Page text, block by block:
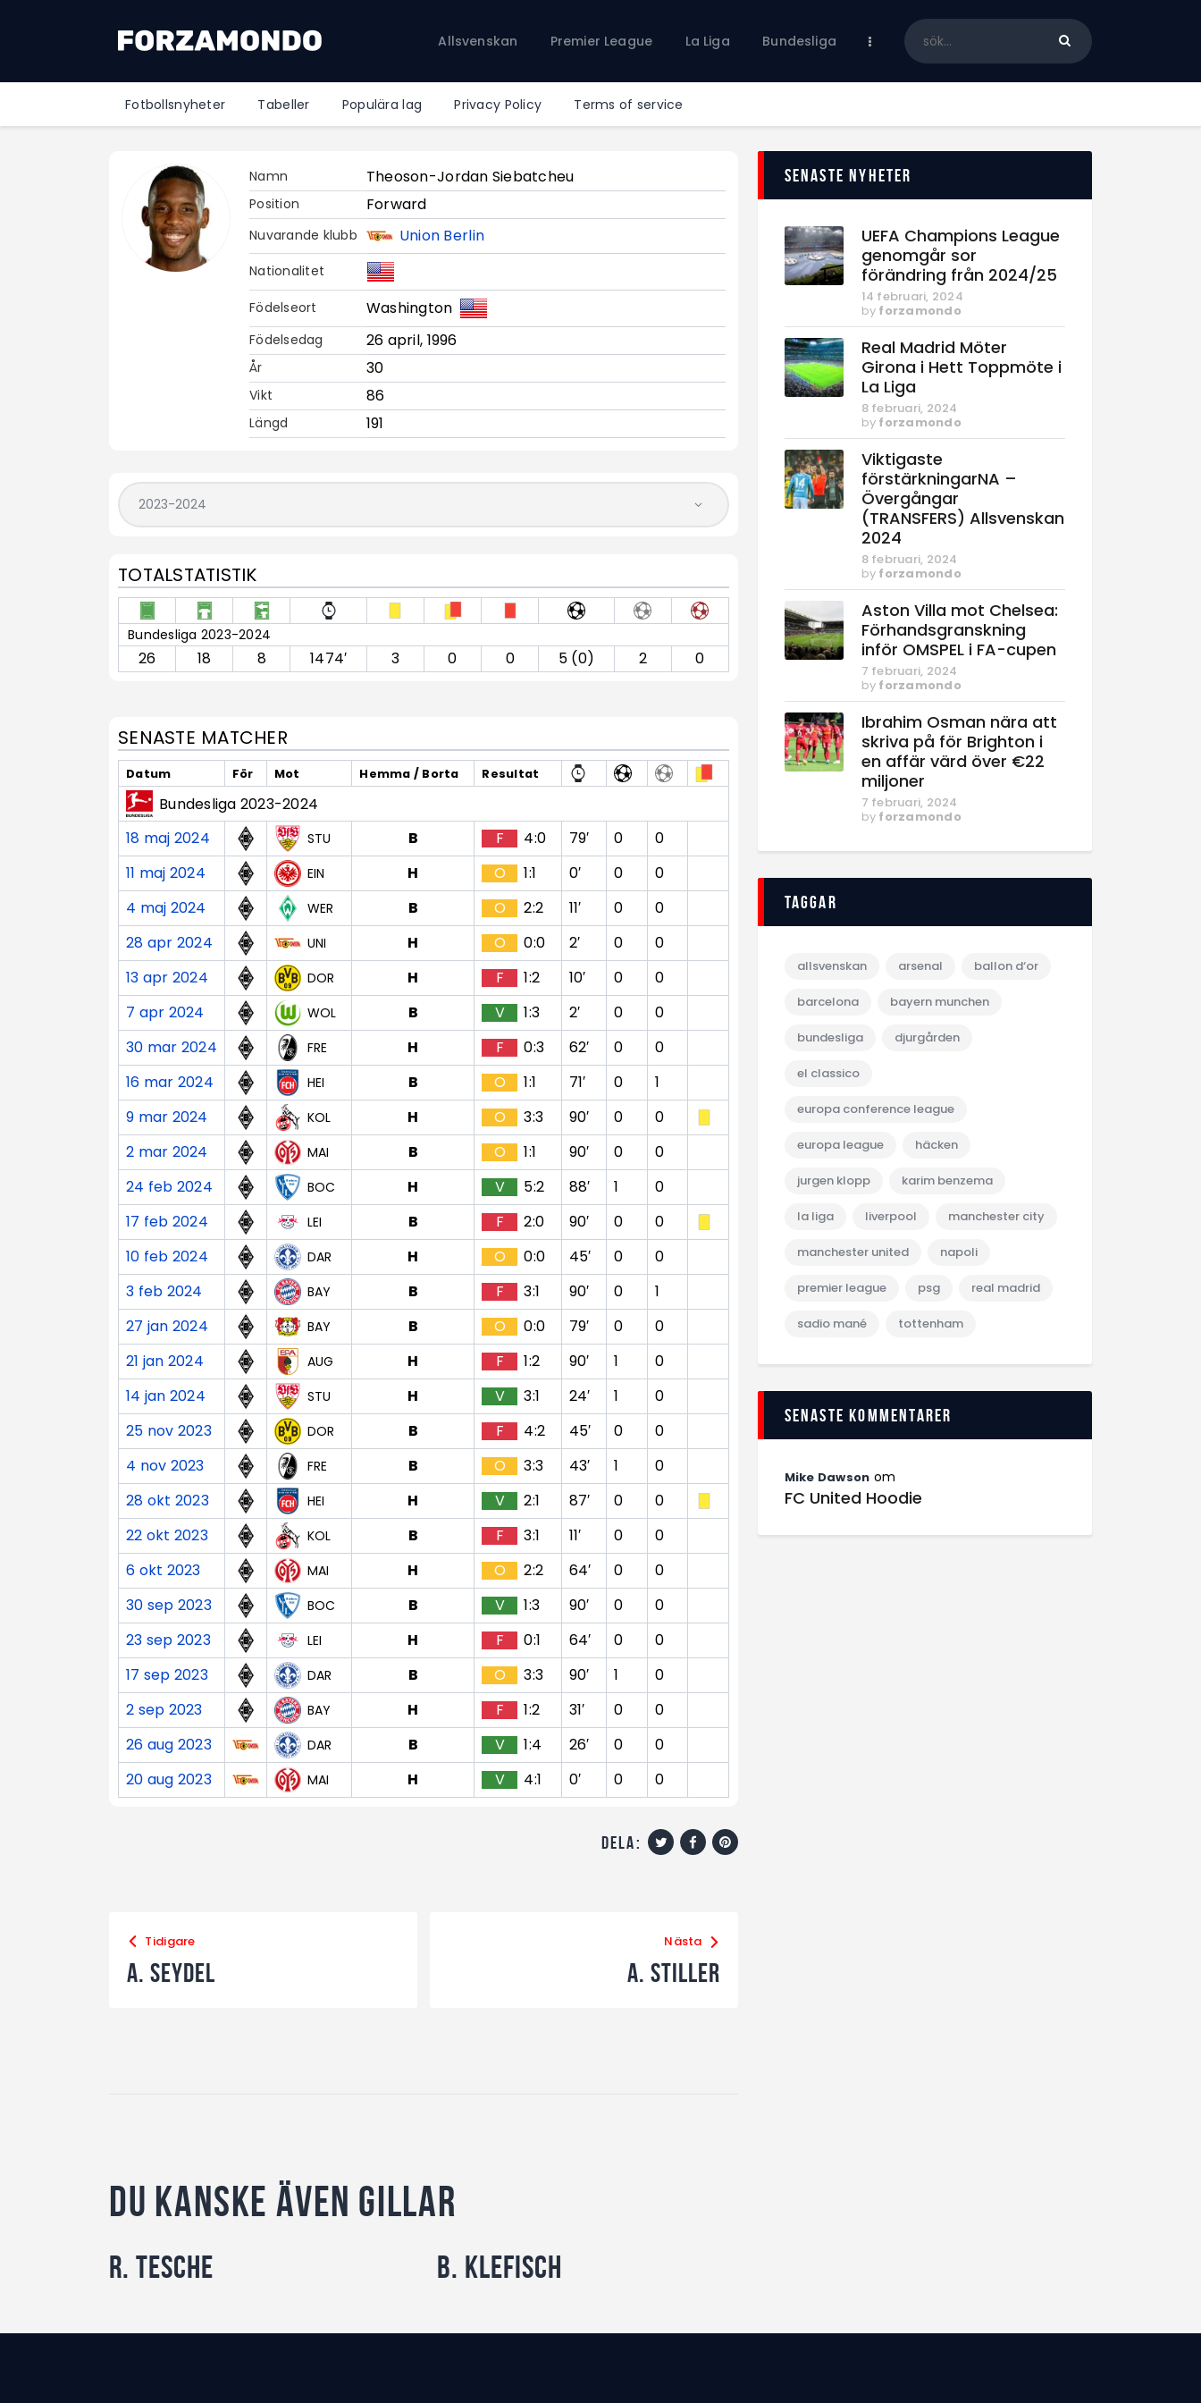
Allsvenskan Premier League La Liga Bundesliga
Fotbollsnyheter Tabeller Populära lag Privacy Policy Terms of service
Premier League
La Liga
Bundesliga
Ligue 1
Namn Theoson-Jordan Siebatcheu
Position Forward
Nuvarande klubb Union Berlin
Nationalitet
Födelseort Washington
Födelsedag 26 april, 1996
År 30
Vikt 86
Längd 191
TOTALSTATISTIK
Bundesliga 2023-2024
26 18 8 1474′ 3 0 0 5 (0) 2 0
SENASTE MATCHER
Datum För Mot Hemma / Borta Resultat
Bundesliga 2023-2024
18 maj 2024
STU B F 4:0 79′ 0
0
11 maj 2024
EIN H O 1:1 0′ 0
0
4 maj 2024
WER B O 2:2 11′ 0
0
28 apr 2024
UNI H O 0:0 2′ 0
0
13 apr 2024
DOR H F 1:2 10′ 0
0
7 apr 2024
WOL B V 1:3 2′ 0
0
30 mar 2024
FRE H F 0:3 62′ 0
0
16 mar 2024
HEI B O 1:1 71′ 0
1
9 mar 2024
KOL H O 3:3 90′ 0
0
2 mar 2024
MAI B O 1:1 90′ 0
0
24 feb 2024
BOC H V 5:2 88′ 1
0
17 feb 2024
LEI B F 2:0 90′ 0
0
10 feb 2024
DAR H O 0:0 45′ 0
0
3 feb 2024
BAY B F 3:1 90′ 0
1
27 jan 2024
BAY B O 0:0 79′ 0
0
21 jan 2024
AUG H F 1:2 90′ 1
0
14 jan 2024
STU H V 3:1 24′ 1
0
25 nov 2023
DOR B F 4:2 45′ 0
0
4 nov 2023
FRE B O 3:3 43′ 1
0
28 okt 2023
HEI H V 2:1 87′ 0
0
22 okt 2023
KOL B F 3:1 11′ 0
0
6 okt 2023
MAI H O 2:2 64′ 0
0
30 sep 2023
BOC B V 1:3 90′ 0
0
23 sep 2023
LEI H F 0:1 64′ 0
0
17 sep 2023
DAR B O 3:3 90′ 1
0
2 sep 2023
BAY H F 1:2 31′ 0
0
26 aug 2023
DAR B V 1:4 26′ 0
0
20 aug 2023
MAI H V 4:1 0′ 0 0
dela:
Tidigare
A. Seydel
Nästa
A. Stiller
Du kanske även gillar
R. Tesche B. Klefisch
Senaste nyheter
UEFA Champions League
genomgår sor
förändring från 2024/25
14 februari, 2024
by forzamondo
Real Madrid Möter
Girona i Hett Toppmöte i
La Liga
8 februari, 2024
by forzamondo
Viktigaste
förstärkningarNA –
Övergångar
(TRANSFERS) Allsvenskan
2024
8 februari, 2024
by forzamondo
Aston Villa mot Chelsea:
Förhandsgranskning
inför OMSPEL i FA-cupen
7 februari, 2024
by forzamondo
Ibrahim Osman nära att
skriva på för Brighton i
en affär värd över €22
miljoner
7 februari, 2024
by forzamondo
Taggar
allsvenskan arsenal ballon d‘or
barcelona bayern munchen
bundesliga djurgården
el classico
europa conference league
europa league häcken
jurgen klopp karim benzema
la liga liverpool manchester city
manchester united napoli
premier league psg real madrid
sadio mané tottenham
Senaste kommentarer
Mike Dawson om
FC United Hoodie